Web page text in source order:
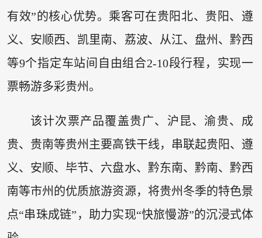
有效”的核心优势。乘客可在贵阳北、贵阳、遵
义、安顺西、凯里南、荔波、从江、盘州、黔西
等9个指定车站间自由组合2-10段行程，实现一
票畅游多彩贵州。
该计次票产品覆盖贵广、沪昆、渝贵、成
贵、贵南等贵州主要高铁干线，串联起贵阳、遵
义、安顺、毕节、六盘水、黔东南、黔南、黔西
南等市州的优质旅游资源，将贵州冬季的特色景
点“串珠成链”，助力实现“快旅慢游”的沉浸式体